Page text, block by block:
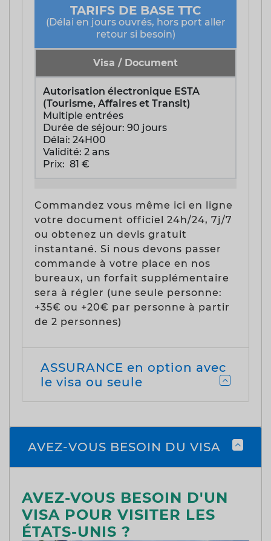
TARIFS DE BASE TTC
(Délai en jours ouvrés, hors port aller
retour si besoin)
Visa / Document
Autorisation électronique ESTA
(Tourisme, Affaires et Transit)
Multiple entrées
Durée de séjour: 90 jours
Délai: 24H00
Validité: 2 ans
Prix: 81 €
Commandez vous même ici en ligne
votre document officiel 24h/24, 7j/7
ou obtenez un devis gratuit
instantané. Si nous devons passer
commande à votre place en nos
bureaux, un forfait supplémentaire
sera à régler (une seule personne:
+35€ ou +20€ par personne à partir
de 2 personnes)
ASSURANCE en option avec
le visa ou seule
AVEZ-VOUS BESOIN DU VISA
AVEZ-VOUS BESOIN D'UN
VISA POUR VISITER LES
ÉTATS-UNIS ?